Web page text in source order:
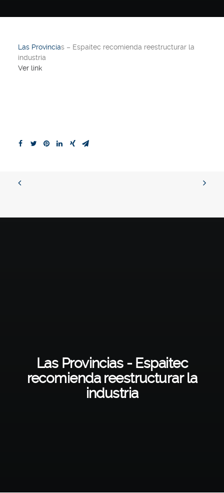
Las Provincias – Espaitec recomienda reestructurar la
industria
Ver link
Las Provincias - Espaitec
recomienda reestructurar la
industria